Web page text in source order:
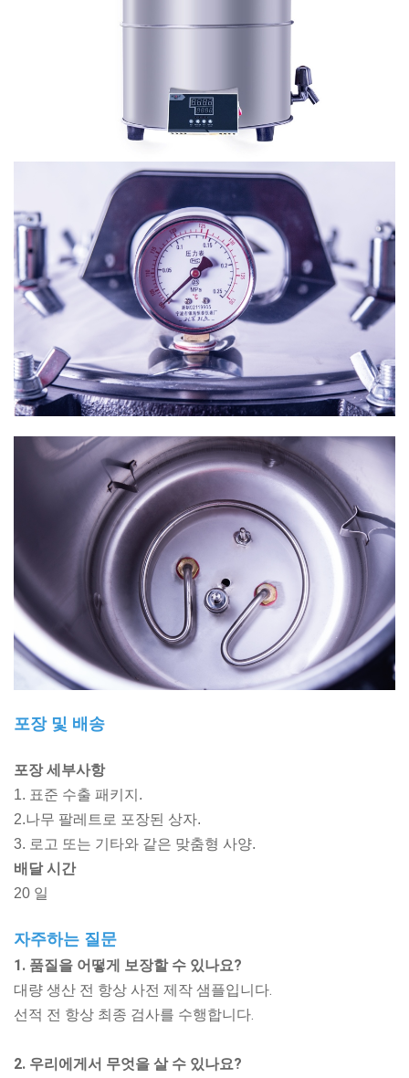
포장 및 배송
포장 세부사항
1. 표준 수출 패키지.
2.나무 팔레트로 포장된 상자.
3. 로고 또는 기타와 같은 맞춤형 사양.
배달 시간
20 일
자주하는 질문
1. 품질을 어떻게 보장할 수 있나요?
대량 생산 전 항상 사전 제작 샘플입니다.
선적 전 항상 최종 검사를 수행합니다.
2. 우리에게서 무엇을 살 수 있나요?